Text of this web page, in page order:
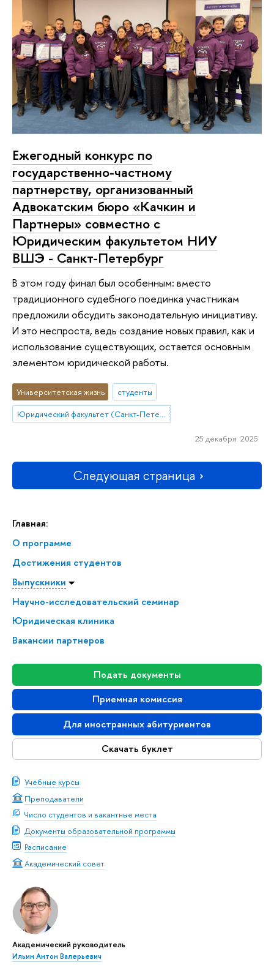
Главная:
О программе
Достижения студентов
Выпускники
Научно-исследовательский семинар
Юридическая клиника
Вакансии партнеров
Подать документы
Приемная комиссия
Для иностранных абитуриентов
Скачать буклет
Учебные курсы
Преподаватели
Число студентов и вакантные места
Документы образовательной программы
Расписание
Академический совет
Академический руководитель
Ильин Антон Валерьевич
Ежегодный конкурс по
государственно-частному
партнерству, организованный
Адвокатским бюро «Качкин и
Партнеры» совместно с
Юридическим факультетом НИУ
ВШЭ - Санкт-Петербург
В этом году финал был особенным: вместо
традиционного судебного поединка участникам
предложили обсудить законодательную инициативу.
И это неспроста, ведь создание новых правил, как и
использование существующих, остается основным
элементом юридической работы.
Университетская жизнь
студенты
Юридический факультет (Санкт-Петербург)
25 декабря 2025
Следующая страница